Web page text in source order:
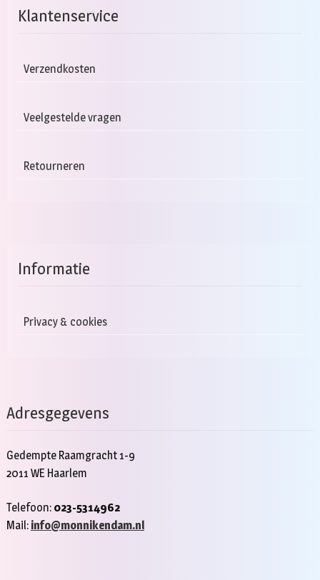
Klantenservice
Verzendkosten
Veelgestelde vragen
Retourneren
Informatie
Privacy & cookies
Adresgegevens
Gedempte Raamgracht 1-9
2011 WE Haarlem
Telefoon: 023-5314962
Mail: info@monnikendam.nl